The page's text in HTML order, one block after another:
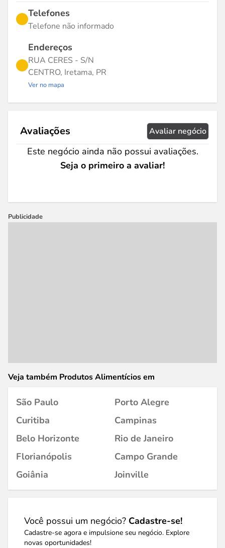
Telefones
Telefone não informado
Endereços
RUA CERES - S/N
CENTRO, Iretama, PR
Ver no mapa
Avaliações Avaliar negócio
Este negócio ainda não possui avaliações.
Seja o primeiro a avaliar!
Publicidade
Veja também Produtos Alimentícios em
São Paulo
Porto Alegre
Curitiba
Campinas
Belo Horizonte
Rio de Janeiro
Florianópolis
Campo Grande
Goiânia
Joinville
Você possui um negócio? Cadastre-se!
Cadastre-se agora e impulsione seu negócio. Explore
novas oportunidades!